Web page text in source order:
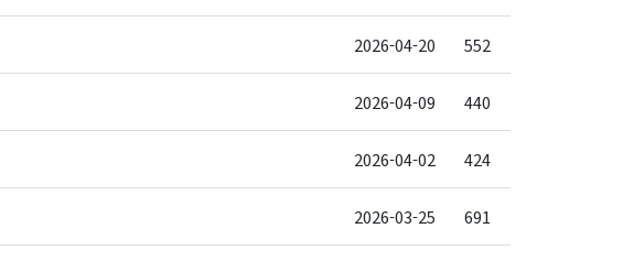
2026-04-20 552
2026-04-09 440
2026-04-02 424
2026-03-25 691